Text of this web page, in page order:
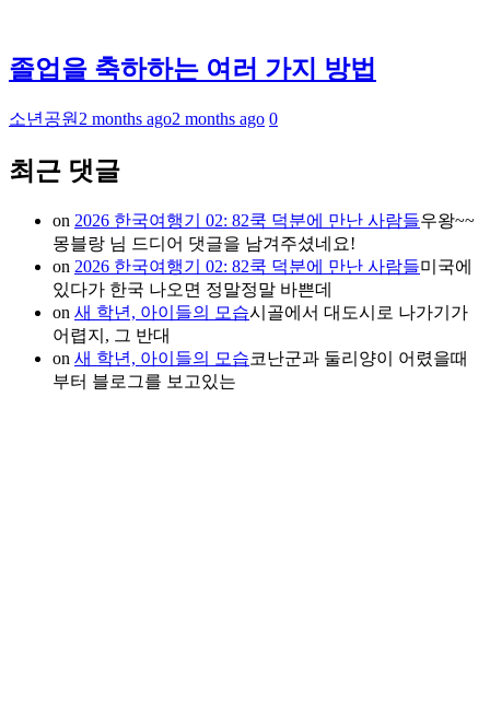
졸업을 축하하는 여러 가지 방법
소년공원 2 months ago2 months ago 0
최근 댓글
on 2026 한국여행기 02: 82쿡 덕분에 만난 사람들우왕~~
몽블랑 님 드디어 댓글을 남겨주셨네요!
on 2026 한국여행기 02: 82쿡 덕분에 만난 사람들미국에
있다가 한국 나오면 정말정말 바쁜데
on 새 학년, 아이들의 모습시골에서 대도시로 나가기가
어렵지, 그 반대
on 새 학년, 아이들의 모습코난군과 둘리양이 어렸을때
부터 블로그를 보고있는